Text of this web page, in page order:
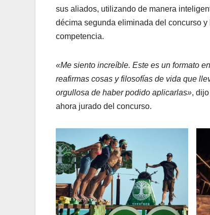
sus aliados, utilizando de manera
décima segunda eliminada del concurso
competencia.
«Me siento increíble. Este es un formato
reafirmas cosas y filosofías de vida que
orgullosa de haber podido aplicarlas», dijo
ahora jurado del concurso.